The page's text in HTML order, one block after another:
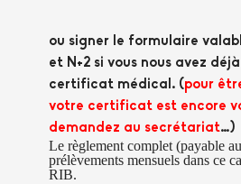
ou signer le formulaire
et N+2 si vous nous avez
certificat médical. (pour
votre certificat est encore
demandez au secrétariat…)
Le règlement complet (payable
prélèvements mensuels dans ce
RIB.